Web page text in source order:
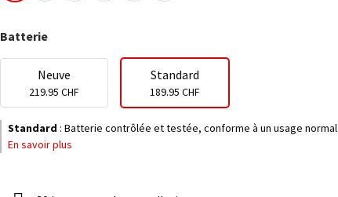
Batterie
Neuve
219.95 CHF
Standard
189.95 CHF
Standard : Batterie contrôlée et testée, conforme à un usage normal
En savoir plus